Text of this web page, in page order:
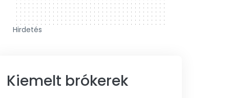
Hirdetés
Kiemelt brókerek